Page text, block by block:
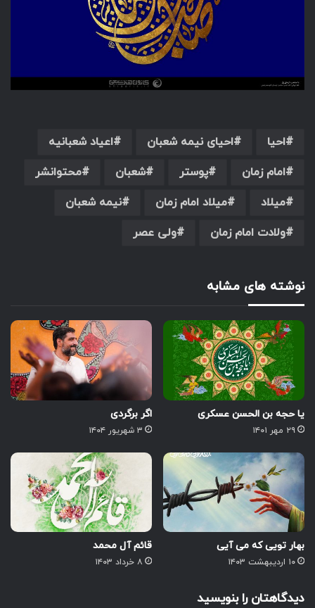
احیا احیای نیمه شعبان
اعیاد شعبانیه
امام زمان
پوستر شعبان
محتوانشر
میلاد
میلاد امام زمان
نیمه شعبان
ولادت امام زمان
ولی عصر
نوشته های مشابه
یا حجه بن الحسن عسکری
۲۹ مهر ۱۴۰۱
اگر برگردی
۳ شهریور ۱۴۰۴
بهار تویی که می آیی
۱۰ اردیبهشت ۱۴۰۳
قائم آل محمد
۸ خرداد ۱۴۰۳
دیدگاهتان را بنویسید